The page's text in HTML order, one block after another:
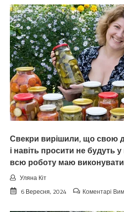
Свекри вирішили, що свою
і навіть просити не будуть
всю роботу маю
Уляна Кіт
6 Вересня, 2024
Коментарі